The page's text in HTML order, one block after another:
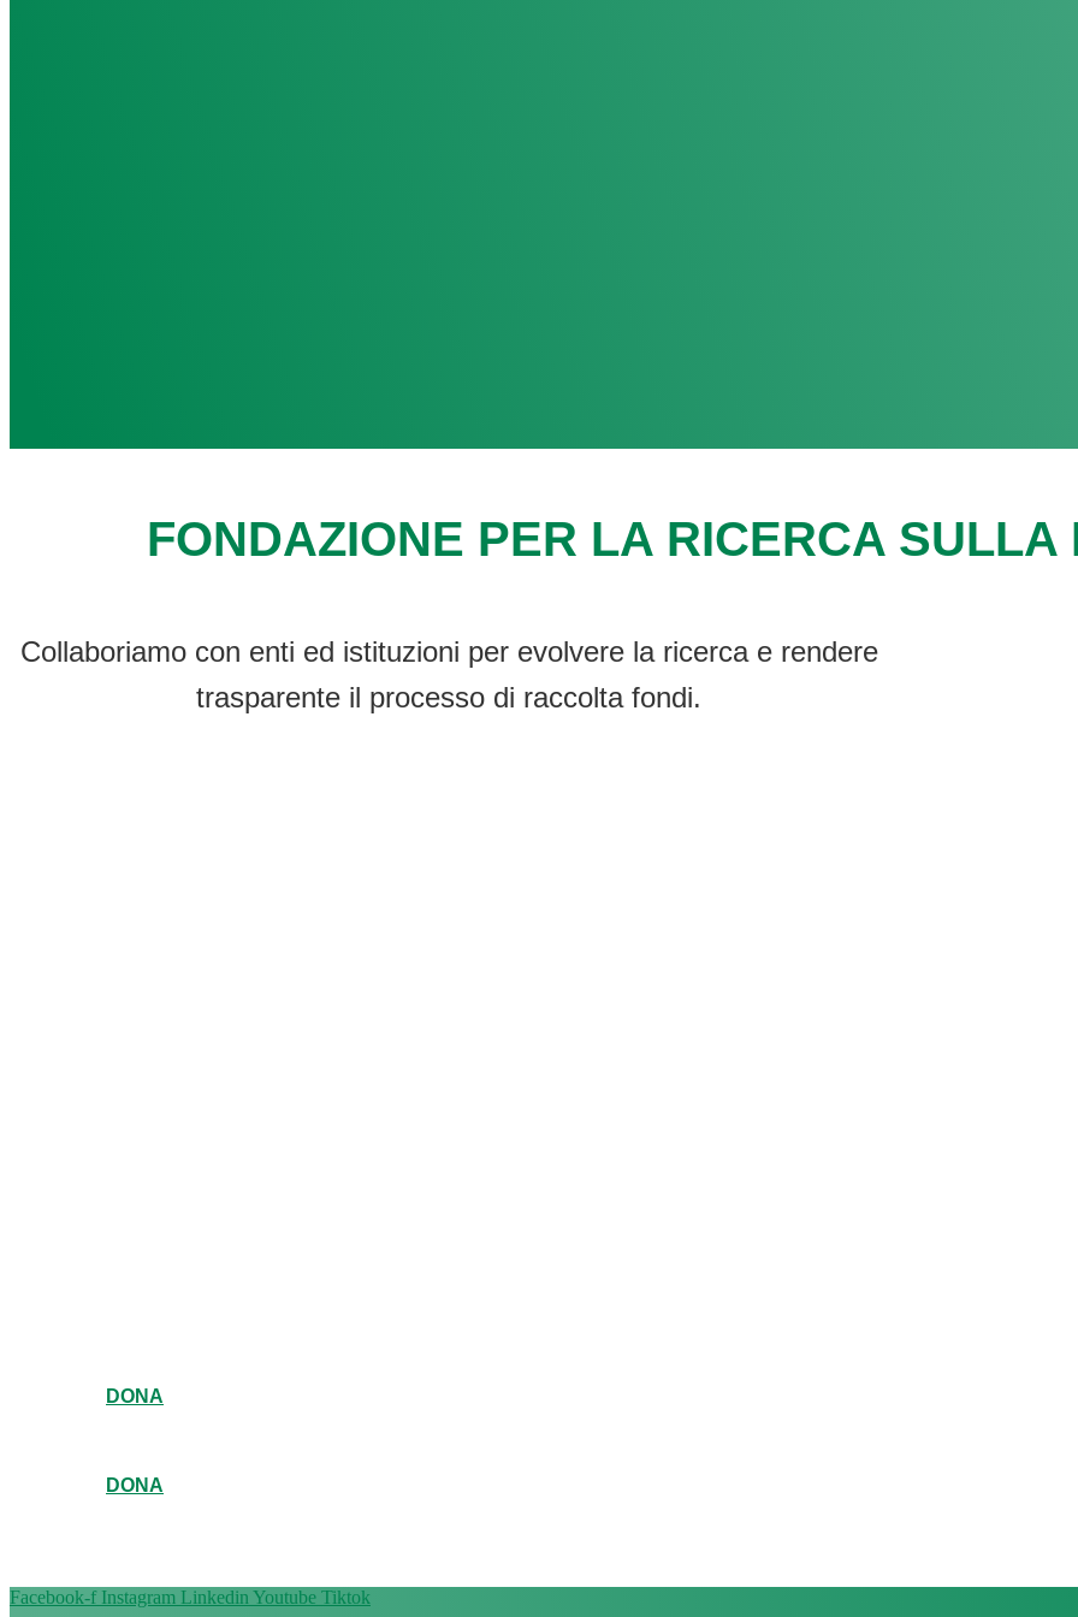
FONDAZIONE PER LA RICERCA SULLA
Collaboriamo con enti ed istituzioni per evolvere la ricerca e rendere
trasparente il processo di raccolta fondi.
DONA
DONA
Facebook-f Instagram Linkedin Youtube Tiktok